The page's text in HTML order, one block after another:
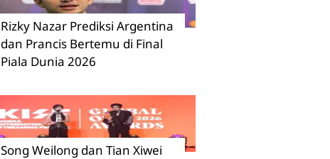
Rizky Nazar Prediksi Argentina
dan Prancis Bertemu di Final
Piala Dunia 2026
Song Weilong dan Tian Xiwei